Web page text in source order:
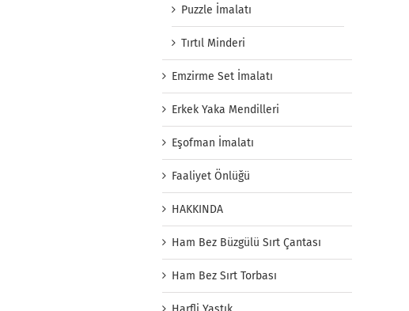
Puzzle İmalatı
Tırtıl Minderi
Emzirme Set İmalatı
Erkek Yaka Mendilleri
Eşofman İmalatı
Faaliyet Önlüğü
HAKKINDA
Ham Bez Büzgülü Sırt Çantası
Ham Bez Sırt Torbası